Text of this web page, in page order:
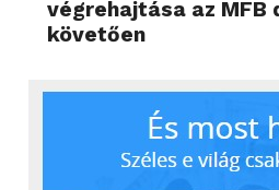
végrehajtása az MFB
követően